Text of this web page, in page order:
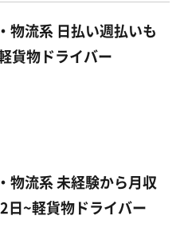
物流系 日払い週払いも
貨物ドライバー
物流系 未経験から月収
日~軽貨物ドライバー